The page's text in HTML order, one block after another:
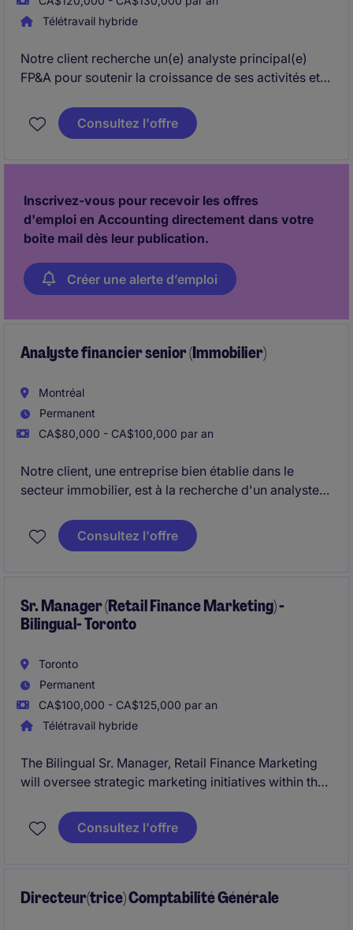
Télétravail hybride
Notre client recherche un(e) analyste principal(e)
FP&A pour soutenir la croissance de ses activités et
comme partenaire clé entre la finance et les
opérations dans un contexte de projets
Consultez l'offre
Inscrivez-vous pour recevoir les offres
d'emploi en Accounting directement dans votre
boite mail dès leur publication.
Créer une alerte d’emploi
Analyste financier senior (Immobilier)
Montréal
Permanent
CA$80,000 - CA$100,000 par an
Notre client, une entreprise bien établie dans le
secteur immobilier, est à la recherche d'un analyste
investissements, la planification financière et la
performance d'un portefeuille d'actifs diversifié. Le
actifs.
Consultez l'offre
Sr. Manager (Retail Finance Marketing) -
Bilingual- Toronto
Toronto
Permanent
CA$100,000 - CA$125,000 par an
Télétravail hybride
The Bilingual Sr. Manager, Retail Finance Marketing
will oversee strategic marketing initiatives within the
This role based in Toronto and requires expertise in
bilingual communication and marketing within a
Consultez l'offre
Directeur(trice) Comptabilité Générale